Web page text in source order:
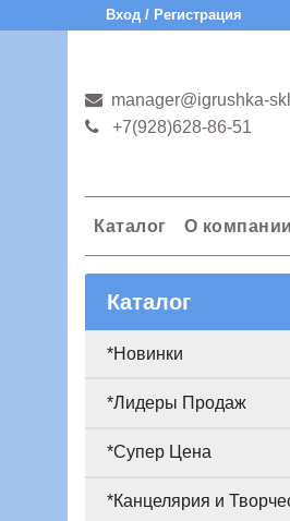
Вход / Регистрация
manager@igrushka-
+7(928)628-86-51
Каталог О компании
Каталог
*Новинки
*Лидеры Продаж
*Супер Цена
*Канцелярия и